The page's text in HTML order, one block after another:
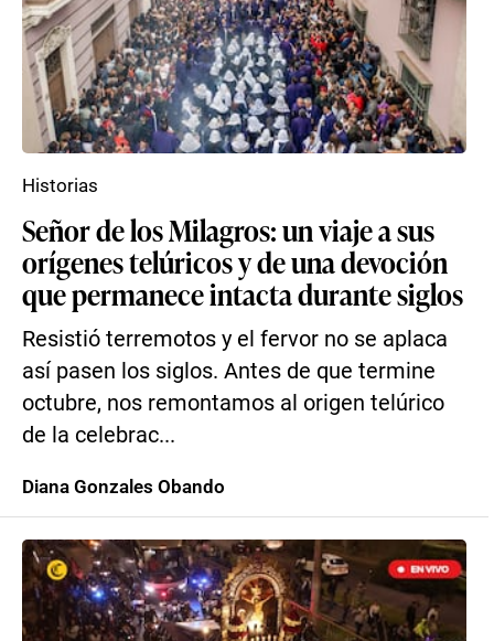
Señor de los Milagros: un viaje a sus
orígenes telúricos y de una devoción
que permanece intacta durante siglos
Resistió terremotos y el fervor no se aplaca
así pasen los siglos. Antes de que termine
octubre, nos remontamos al origen telúrico
de la celebrac...
Historias
Diana Gonzales Obando